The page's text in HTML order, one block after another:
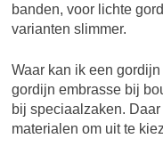
banden, voor lichte
varianten slimmer.
Waar kan ik een
gordijn embrasse bij
bij speciaalzaken.
materialen om uit te